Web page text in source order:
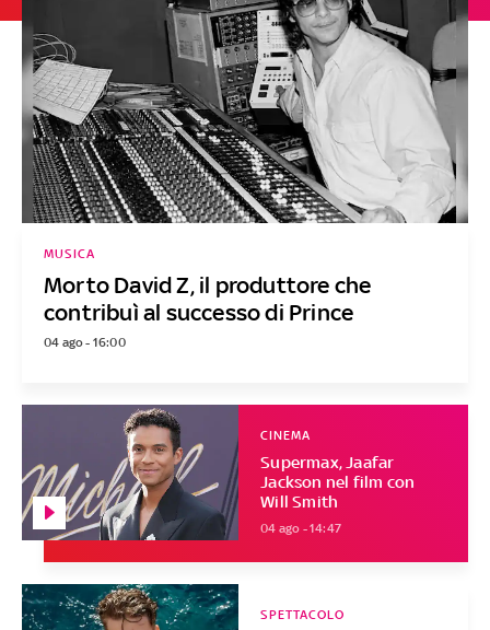
Morto David Z, il produttore che
contribuì al successo di Prince
MUSICA
04 ago - 16:00
Supermax, Jaafar
Jackson nel film con
Will Smith
CINEMA
04 ago - 14:47
SPETTACOLO